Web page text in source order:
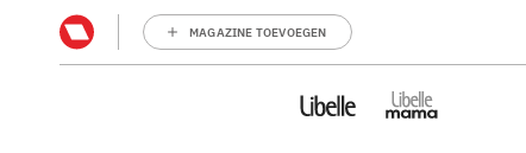
MAGAZINE TOEVOEGEN